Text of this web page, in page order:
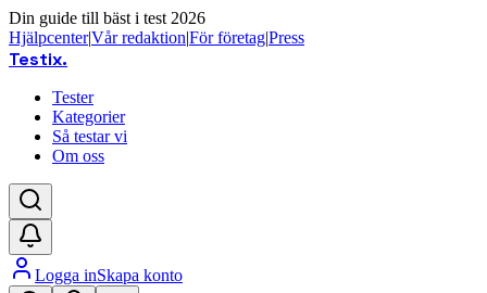
Din guide till bäst i test 2026
Hjälpcenter|Vår redaktion|För företag|Press
Testix.
Tester
Kategorier
Så testar vi
Om oss
Logga inSkapa konto